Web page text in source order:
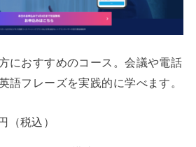
におすすめのコース。会議や電話
語フレーズを実践的に学べます。
（税込）